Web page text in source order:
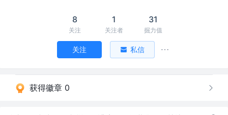
8
关注
1
关注者
31
掘力值
关注 私信
获得徽章 0